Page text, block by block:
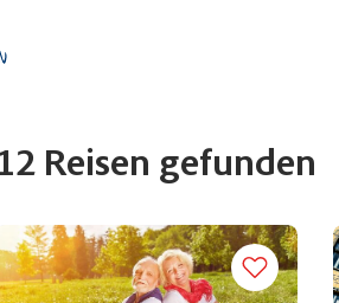
12 Reisen gefunden